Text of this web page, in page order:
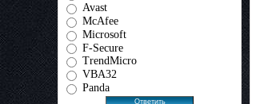
Avast
McAfee
Microsoft
F-Secure
TrendMicro
VBA32
Panda